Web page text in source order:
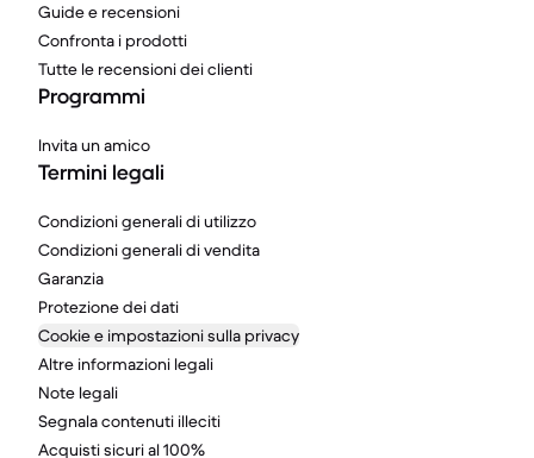
Guide e recensioni
Confronta i prodotti
Tutte le recensioni dei clienti
Programmi
Invita un amico
Termini legali
Condizioni generali di utilizzo
Condizioni generali di vendita
Garanzia
Protezione dei dati
Cookie e impostazioni sulla privacy
Altre informazioni legali
Note legali
Segnala contenuti illeciti
Acquisti sicuri al 100%